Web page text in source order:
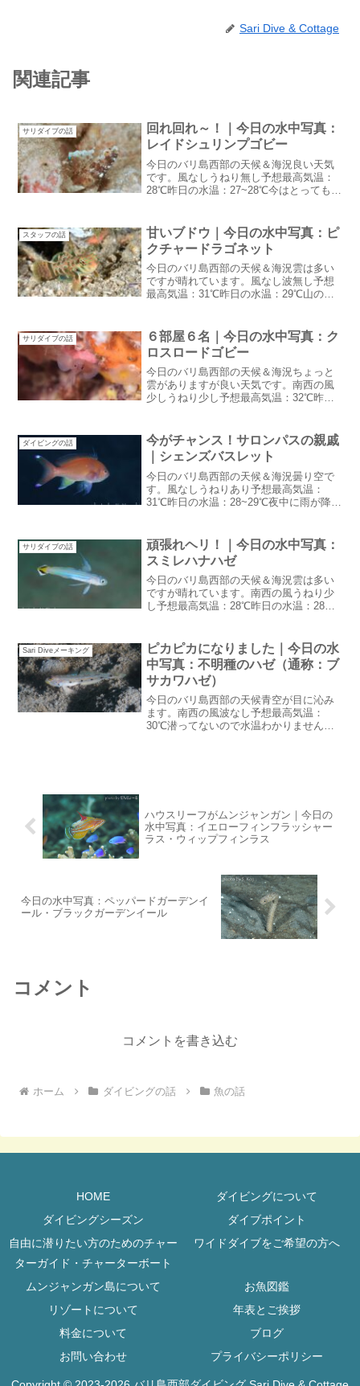
Sari Dive & Cottage
関連記事
サリダイブの話
回れ回れ～！｜今日の水中写真：
レイドシュリンプゴビー
今日のバリ島西部の天候＆海況良い天気
です。風なしうねり無し予想最高気温：
28℃昨日の水温：27~28℃今はとってもい
年が明けてからダイブコンピューターが2
個もエラー年末...
スタッフの話
甘いブドウ｜今日の水中写真：ピ
クチャードラゴネット
今日のバリ島西部の天候＆海況雲は多い
ですが晴れています。風なし波無し予想
最高気温：31℃昨日の水温：29℃山の方
Google天気予報で４０％になっているの
で・・降るかな...
サリダイブの話
６部屋６名｜今日の水中写真：ク
ロスロードゴビー
今日のバリ島西部の天候＆海況ちょっと
雲がありますが良い天気です。南西の風
少しうねり少し予想最高気温：32℃昨日
季節風がおさまっていてある意味ダイビ
ング日和かも６部屋６...
ダイビングの話
今がチャンス！サロンパスの親戚
｜シェンズバスレット
今日のバリ島西部の天候＆海況曇り空で
す。風なしうねりあり予想最高気温：
31℃昨日の水温：28~29℃夜中に雨が降り
ジンクスは破られた昨日まで天気が良か
ったのにゲスト様の...
サリダイブの話
頑張れヘリ！｜今日の水中写真：
スミレハナハゼ
今日のバリ島西部の天候＆海況雲は多い
ですが晴れています。南西の風うねり少
し予想最高気温：28℃昨日の水温：28℃
ツもう少し熟させたかったけどやっぱり
食べてみたいので収穫...
Sari Diveメーキング
ピカピカになりました｜今日の水
中写真：不明種のハゼ（通称：ブ
サカワハゼ）
今日のバリ島西部の天候青空が目に沁み
ます。南西の風波なし予想最高気温：
30℃潜ってないので水温わかりませんこ
ハウスリーフがムンジャンガン｜今日の
水中写真：イエローフィンフラッシャー
ラス・ウィップフィンラス
今日の水中写真：ペッパードガーデンイ
ール・ブラックガーデンイール
コメント
コメントを書き込む
ホーム ダイビングの話 魚の話
HOME
ダイビングについて
ダイビングシーズン
ダイブポイント
自由に潜りたい方のためのチャー
ターガイド・チャーターボート
ワイドダイブをご希望の方へ
ムンジャンガン島について
お魚図鑑
リゾートについて
年表とご挨拶
料金について
ブログ
お問い合わせ
プライバシーポリシー